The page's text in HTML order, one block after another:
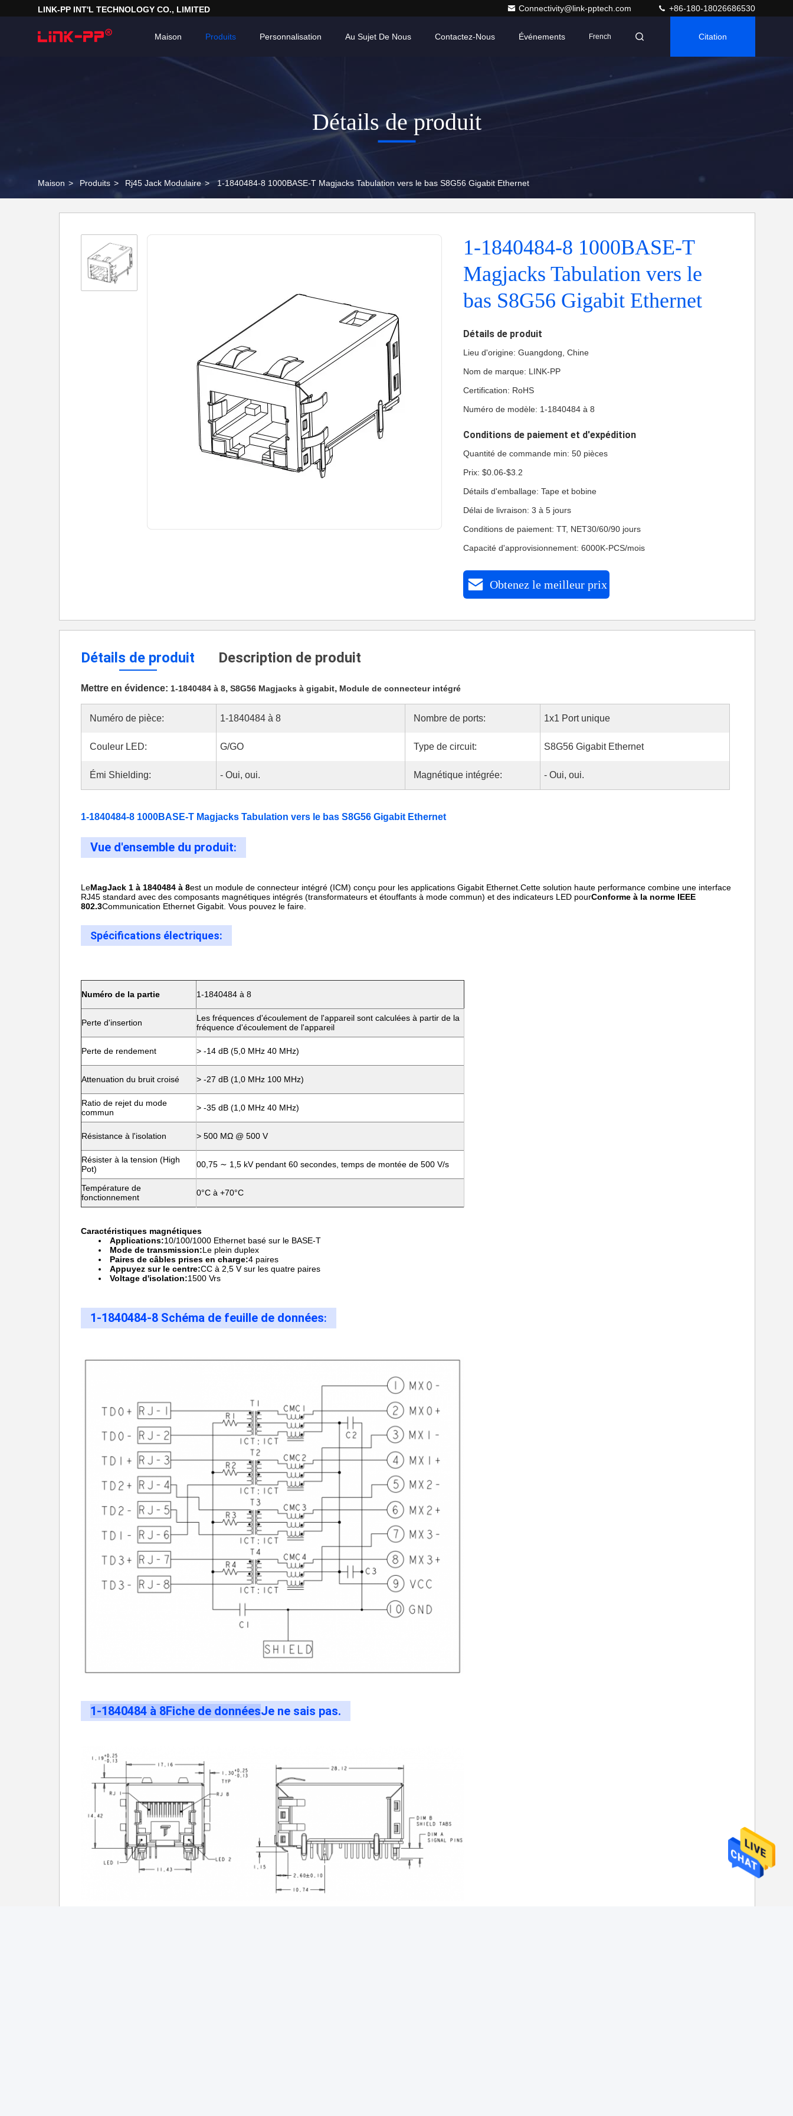
LINK-PP INT'L TECHNOLOGY CO., LIMITED Connectivity@link-pptech.com +86-180-18026686530
Maison Produits Au Sujet De Nous Contactez-Nous Événements
Personnalisation French Citation
Détails de produit
Maison > Produits > Rj45 Jack Modulaire > 1-1840484-8 1000BASE-T Magjacks Tabulation vers le bas S8G56 Gigabit Ethernet
1-1840484-8 1000BASE-T
Magjacks Tabulation vers le
bas S8G56 Gigabit Ethernet
Détails de produit
Lieu d'origine: Guangdong, Chine
Nom de marque: LINK-PP
Certification: RoHS
Numéro de modèle: 1-1840484 à 8
Conditions de paiement et d'expédition
Quantité de commande min: 50 pièces
Prix: $0.06-$3.2
Détails d'emballage: Tape et bobine
Délai de livraison: 3 à 5 jours
Conditions de paiement: TT, NET30/60/90 jours
Capacité d'approvisionnement: 6000K-PCS/mois
Obtenez le meilleur prix
Détails de produit Description de produit
Mettre en évidence: 1-1840484 à 8, S8G56 Magjacks à gigabit, Module de connecteur intégré
Numéro de pièce: 1-1840484 à 8 Nombre de ports: 1x1 Port unique
Couleur LED: G/GO Type de circuit: S8G56 Gigabit Ethernet
Émi Shielding: - Oui, oui. Magnétique intégrée: - Oui, oui.
1-1840484-8 1000BASE-T Magjacks Tabulation vers le bas S8G56 Gigabit Ethernet
Vue d'ensemble du produit:
LeMagJack 1 à 1840484 à 8est un module de connecteur intégré (ICM) conçu pour les applications Gigabit Ethernet.Cette solution haute performance combine une interface
RJ45 standard avec des composants magnétiques intégrés (transformateurs et étouffants à mode commun) et des indicateurs LED pourConforme à la norme IEEE
802.3Communication Ethernet Gigabit. Vous pouvez le faire.
Spécifications électriques:
Numéro de la partie 1-1840484 à 8
Perte d'insertion
Les fréquences d'écoulement de l'appareil sont calculées à partir de la
fréquence d'écoulement de l'appareil
Perte de rendement > -14 dB (5,0 MHz 40 MHz)
Attenuation du bruit croisé > -27 dB (1,0 MHz 100 MHz)
Ratio de rejet du mode
commun
> -35 dB (1,0 MHz 40 MHz)
Résistance à l'isolation > 500 MΩ @ 500 V
Résister à la tension (High
Pot)
00,75 ∼ 1,5 kV pendant 60 secondes, temps de montée de 500 V/s
Température de
fonctionnement
0°C à +70°C
Caractéristiques magnétiques
Applications:10/100/1000 Ethernet basé sur le BASE-T
Mode de transmission:Le plein duplex
Paires de câbles prises en charge:4 paires
Appuyez sur le centre:CC à 2,5 V sur les quatre paires
Voltage d'isolation:1500 Vrs
1-1840484-8 Schéma de feuille de données:
1-1840484 à 8Fiche de donnéesJe ne sais pas.